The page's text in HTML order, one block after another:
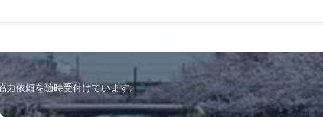
力依頼を随時受付けています。